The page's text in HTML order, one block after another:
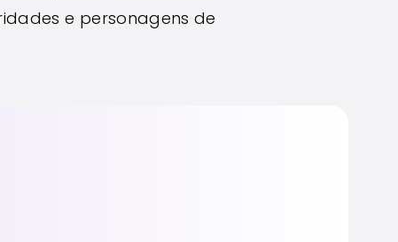
e personagens de